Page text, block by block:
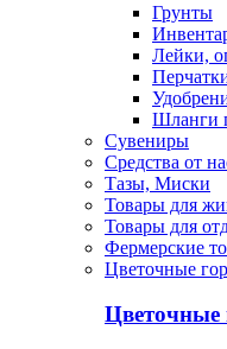
Грунты
Лейки,
Шланги
Сувениры
Средства от
Тазы, Миски
Товары для
Товары для
Фермерские
Цветочные